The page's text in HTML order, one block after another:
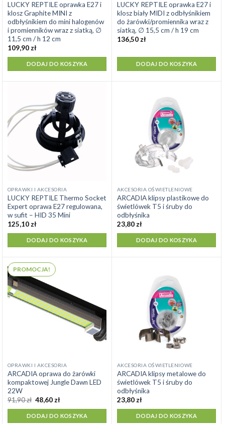
LUCKY REPTILE oprawka E27 i
klosz Graphite MINI z
odbłyśnikiem do mini halogenów
i promienników wraz z siatką, ∅
11,5 cm / h 12 cm
109,90zł
DODAJ DO KOSZYKA
LUCKY REPTILE oprawka E27 i
klosz biały MIDI z odbłyśnikiem
do żarówki/promiennika wraz z
siatką, ∅ 15,5 cm / h 19 cm
136,50zł
DODAJ DO KOSZYKA
OPRAWKI I AKCESORIA
LUCKY REPTILE Thermo Socket
Expert oprawa E27 regulowana,
w sufit – HID 35 Mini
125,10 zł
DODAJ DO KOSZYKA
AKCESORIA OŚWIETLENIOWE
ARCADIA klipsy plastikowe do
świetlówek T5 i śruby do
odbłyśnika
23,80 zł
DODAJ DO KOSZYKA
PROMOCJA!
OPRAWKI I AKCESORIA
ARCADIA oprawa do żarówki
kompaktowej Jungle Dawn LED
22W
91,90zł Pierwotna
cena
wynosiła:
91,90 zł.
48,60złAktualna
wynosi:
48,60 zł.
DODAJ DO KOSZYKA
AKCESORIA OŚWIETLENIOWE
ARCADIA klipsy metalowe do
świetlówek T5 i śruby do
odbłyśnika
23,80zł
DODAJ DO KOSZYKA